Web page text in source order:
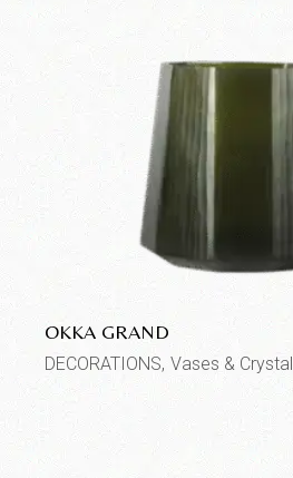
OKKA GRAND
DECORATIONS Vases & Crystal